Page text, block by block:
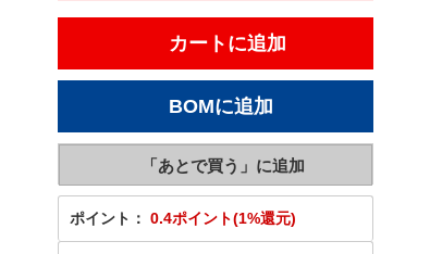
ポイント： 0.4ポイント(1%還元)